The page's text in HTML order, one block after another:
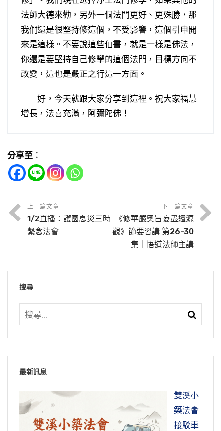
法師大德來勸，另外一個法門更好、更殊勝，那
我們還是很堅持修這個，不受影響，這個引申開
來是這樣。不要說這些仙書，就是一樣是佛法，
你還是要堅持自己修學的這個法門，目標方向不
改變，這也是嚴正之行這一方面。
好，今天就跟大家分享到這裡。祝大家福慧
增長，法喜充滿，阿彌陀佛！
印光大師講，教女兒比教兒子重要，為什麼
印光大師教我們，要看好樣子，不要看壞樣子
緇門崇行錄淺述—擯黜豪尼 悟道法師主
講 （第二十九集） 2021/6/22 台灣
0029
《緇門崇行錄．嚴正之行第二》。諸位同
修，及網路前的同修，大家好。阿彌陀佛！請放
掌。請大家翻開「嚴正之行第二」，五十九頁，
惠主律師力衛殿堂的公案
陵陽公給我們表演了什麼
緇門崇行錄淺述—力衛殿堂 悟道法師主
講 （第二十八集） 2021/6/21 台灣
0028
《緇門崇行錄．嚴正之行第二》。諸位同
修，及網路前的同修，大家好。阿彌陀佛！請放
掌。請大家翻開「嚴正之行」，五十七頁：
道林長老不為女眾講經說法，矯枉過正了嗎
為什麼要守這些戒律、這些界限
緇門崇行錄淺述—不面女人 悟道法師主
講 （第二十七集） 2021/6/20 台灣
0027
《緇門崇行錄．嚴正之行第二》。諸位同
修，及網路前的同修，大家好，阿彌陀佛！請放
掌。請大家翻開《緇門崇行錄淺述．嚴正之行第
玄鑒法師的嚴正之行
日常法師的嚴正之行
緇門崇行錄淺述—破壞酒器 悟道法師主
台北靈巖山寺雙溪小築 檔名：WD20-053-
《緇門崇行錄淺述．嚴正之行第二》。諸位
同修，及網路前的同修，大家好。阿彌陀佛！請
分享至：
上一篇文章
1/2直播：護國息災三時
繫念法會
下一篇文章
《修華嚴奧旨妄盡還源
觀》節要習講 第26-30
集｜悟道法師主講
搜尋
最新訊息
雙溪小
築法會
接駁車